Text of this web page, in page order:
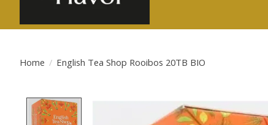
Home / English Tea Shop Rooibos 20TB BIO
Product image slideshow Items